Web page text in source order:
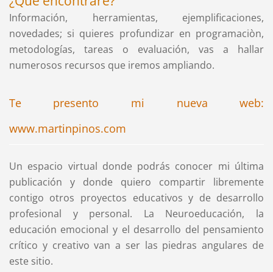
Información, herramientas, ejemplificaciones,
novedades; si quieres profundizar en programaciòn,
metodologías, tareas o evaluación, vas a hallar
numerosos recursos que iremos ampliando.
Te presento mi nueva web:
www.martinpinos.com
Un espacio virtual donde podrás conocer mi última
publicación y donde quiero compartir libremente
contigo otros proyectos educativos y de desarrollo
profesional y personal. La Neuroeducación, la
educación emocional y el desarrollo del pensamiento
crítico y creativo van a ser las piedras angulares de
este sitio.